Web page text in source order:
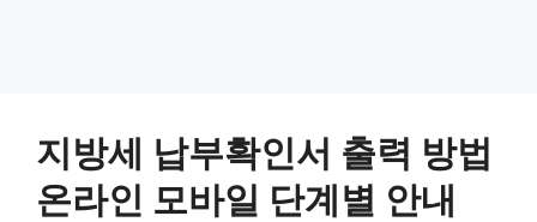
지방세 납부확인서 출력 방법
온라인 모바일 단계별 안내